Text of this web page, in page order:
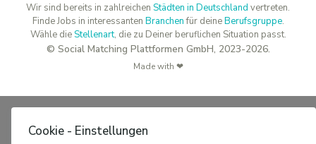
Wir sind bereits in zahlreichen Städten in Deutschland vertreten.
Finde Jobs in interessanten Branchenfür deineBerufsgruppe.
Wähle dieStellenart, die zu Deiner beruflichen Situation passt.
© Social Matching Plattformen GmbH, 2023-2026.
Made with ❤
Cookie - Einstellungen